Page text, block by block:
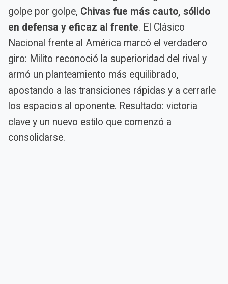
golpe por golpe, Chivas fue más cauto, sólido
en defensa y eficaz al frente. El Clásico
Nacional frente al América marcó el verdadero
giro: Milito reconoció la superioridad del rival y
armó un planteamiento más equilibrado,
apostando a las transiciones rápidas y a cerrarle
los espacios al oponente. Resultado: victoria
clave y un nuevo estilo que comenzó a
consolidarse.